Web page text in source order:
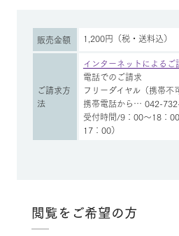
販売金額 1,200円（税・送料込）
ご請求方
法
インターネットによるご
電話でのご請求
フリーダイヤル（携帯
携帯電話から… 042-
受付時間/9：00～18：
17：00）
閲覧をご希望の方